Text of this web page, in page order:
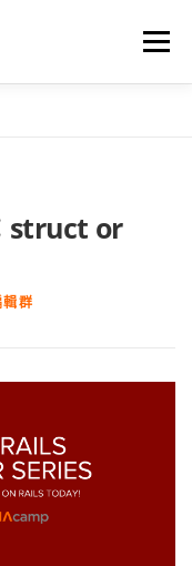
選單
struct or
群